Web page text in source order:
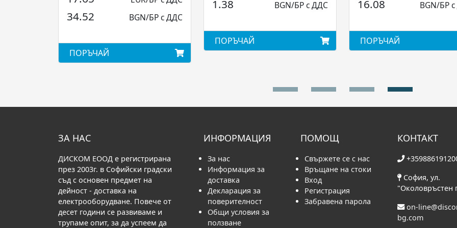
34.52 BGN/БР с ДДС
ПОРЪЧАЙ
1.38 BGN/БР с ДДС
ПОРЪЧАЙ
16.08 BGN/БР
ПОРЪЧАЙ
ЗА НАС
ДИСКОМ ЕООД е регистрирана
през 2003г. в Софийски градски
съд с основен предмет на
дейност - доставка на
електрооборудване. Повече от
десет години се развиваме и
трупаме опит, за да успеем да
ИНФОРМАЦИЯ
За нас
Информация за
доставка
Декларация за
поверителност
Общи условия за
ползване
ПОМОЩ
Свържете се с нас
Връщане на стоки
Вход
Регистрация
Забравена парола
КОНТАКТ
София, ул.
"Околовръстен
on-
bg.com